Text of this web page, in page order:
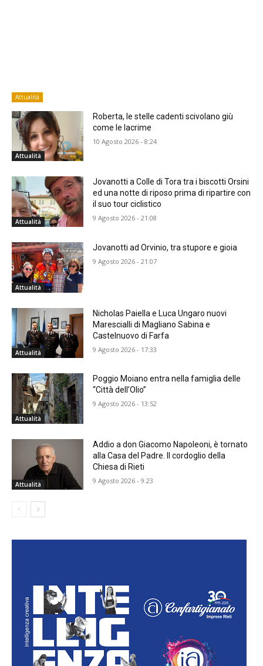
Attualità
Attualità
Roberta, le stelle cadenti scivolano giù
come le lacrime
10 Agosto 2026 - 8:24
Attualità
Jovanotti a Colle di Tora tra i biscotti Orsini
ed una notte di riposo prima di ripartire con
il suo tour ciclistico
9 Agosto 2026 - 21:08
Attualità
Jovanotti ad Orvinio, tra stupore e gioia
9 Agosto 2026 - 21:07
Attualità
Nicholas Paiella e Luca Ungaro nuovi
Marescialli di Magliano Sabina e
Castelnuovo di Farfa
9 Agosto 2026 - 17:33
Attualità
Poggio Moiano entra nella famiglia delle
“Città dell’Olio”
9 Agosto 2026 - 13:52
Attualità
Addio a don Giacomo Napoleoni, è tornato
alla Casa del Padre. Il cordoglio della
Chiesa di Rieti
9 Agosto 2026 - 9:23